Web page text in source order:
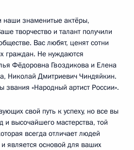
наши знаменитые актёры,
творчество и талант получили
Вас любят, ценят сотни
граждан. Не нуждаются
Фёдоровна Гвоздикова и Елена
Николай Дмитриевич Чиндяйкин.
звания «Народный артист России».
свой путь к успеху, но все вы
и высочайшего мастерства, той
всегда отличает людей
является основой для ваших